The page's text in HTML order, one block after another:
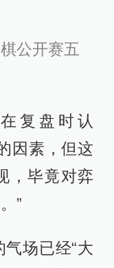
公开赛五
复盘时认
因素，但这
，毕竟对弈
”
场已经“大